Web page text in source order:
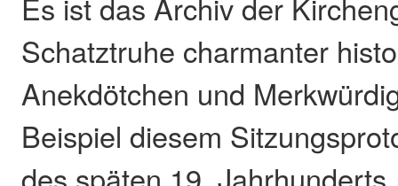
Schatztruhe charmanter
Anekdötchen und
Beispiel diesem
des späten 19.